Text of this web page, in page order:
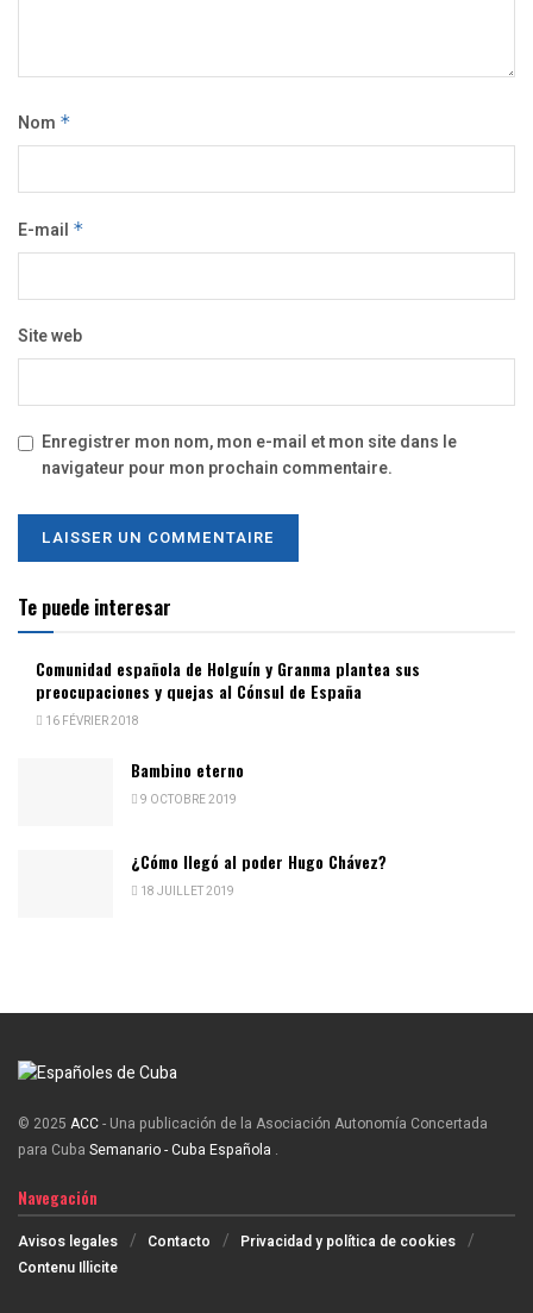
Nom *
E-mail *
Site web
Enregistrer mon nom, mon e-mail et mon site dans le
navigateur pour mon prochain commentaire.
Te puede interesar
Comunidad española de Holguín y Granma plantea sus
preocupaciones y quejas al Cónsul de España
16 FÉVRIER 2018
Bambino eterno
9 OCTOBRE 2019
¿Cómo llegó al poder Hugo Chávez?
18 JUILLET 2019
© 2025 ACC- Una publicación de la Asociación Autonomía Concertada
para Cuba Semanario - Cuba Española .
Navegación
Avisos legales Contacto
Privacidad y política de cookies
Contenu Illicite